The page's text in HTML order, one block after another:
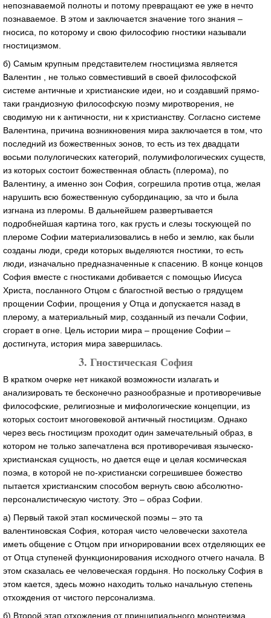
непознаваемой полноты и потому превращают ее уже в нечто
познаваемое. В этом и заключается значение того знания –
гносиса, по которому и свою философию гностики называли
гностицизмом.
б) Самым крупным представителем гностицизма является
Валентин , не только совместивший в своей философской
системе античные и христианские идеи, но и создавший прямо-
таки грандиозную философскую поэму миротворения, не
сводимую ни к античности, ни к христианству. Согласно системе
Валентина, причина возникновения мира заключается в том, что
последний из божественных эонов, то есть из тех двадцати
восьми полулогических категорий, полумифологических существ,
из которых состоит божественная область (плерома), по
Валентину, а именно зон София, согрешила против отца, желая
нарушить всю божественную субординацию, за что и была
изгнана из плеромы. В дальнейшем развертывается
подробнейшая картина того, как грусть и слезы тоскующей по
плероме Софии материализовались в небо и землю, как были
созданы люди, среди которых выделяются гностики, то есть
люди, изначально предназначенные к спасению. В конце концов
София вместе с гностиками добивается с помощью Иисуса
Христа, посланного Отцом с благостной вестью о грядущем
прощении Софии, прощения у Отца и допускается назад в
плерому, а материальный мир, созданный из печали Софии,
сгорает в огне. Цель истории мира – прощение Софии –
достигнута, история мира завершилась.
3. Гностическая София
В кратком очерке нет никакой возможности излагать и
анализировать те бесконечно разнообразные и противоречивые
философские, религиозные и мифологические концепции, из
которых состоит многовековой античный гностицизм. Однако
через весь гностицизм проходит один замечательный образ, в
котором не только запечатлена вся противоречивая языческо-
христианская сущность, но дается еще и целая космическая
поэма, в которой не по-христиански согрешившее божество
пытается христианским способом вернуть свою абсолютно-
персоналистическую чистоту. Это – образ Софии.
а) Первый такой этап космической поэмы – это та
валентиновская София, которая чисто человечески захотела
иметь общение с Отцом при игнорировании всех отделяющих ее
от Отца ступеней функционирования исходного отчего начала. В
этом сказалась ее человеческая гордыня. Но поскольку София в
этом кается, здесь можно находить только начальную степень
отхождения от чистого персонализма.
б) Второй этап отхождения от принципиального монотеизма